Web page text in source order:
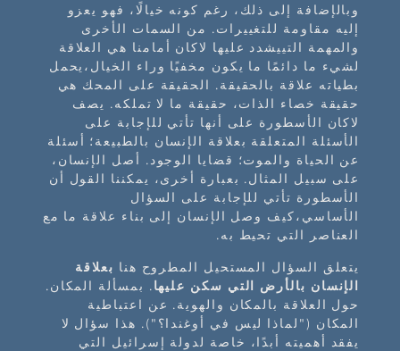
وبالإضافة إلى ذلك، رغم كونه خيالًا، فهو يعزو
إليه مقاومة للتغييرات. من السمات الأخرى
والمهمة التييشدد عليها لاكان أمامنا هي العلاقة
لشيء ما دائمًا ما يكون مخفيًا وراء الخيال،يحمل
بطياته علاقة بالحقيقة. الحقيقة على المحك هي
حقيقة خصاء الذات، حقيقة ما لا تملكه. يصف
لاكان الأسطورة على أنها تأتي للإجابة على
الأسئلة المتعلقة بعلاقة الإنسان بالطبيعة؛ أسئلة
عن الحياة والموت؛ قضايا الوجود. أصل الإنسان،
على سبيل المثال. بعبارة أخرى، يمكننا القول أن
الأسطورة تأتي للإجابة على السؤال
الأساسي،كيف وصل الإنسان إلى بناء علاقة ما مع
العناصر التي تحيط به.
يتعلق السؤال المستحيل المطروح هنا بعلاقة
الإنسان بالأرض التي سكن عليها. بمسألة المكان.
حول العلاقة بالمكان والهوية. عن اعتباطية
المكان ("لماذا ليس في أوغندا؟"). هذا سؤال لا
يفقد أهميته أبدًا، خاصة لدولة إسرائيل التي